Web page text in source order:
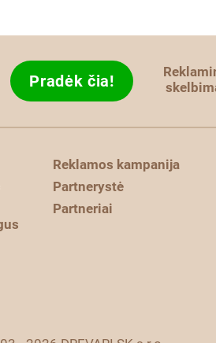
Pradėk čia!
Reklamos kampanija
Partnerystė
Partneriai